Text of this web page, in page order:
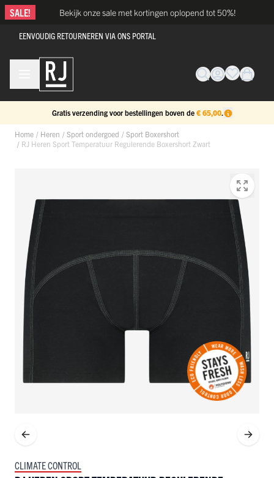
Ga naar de inhoud
SALE! Bekijk onze sale met kortingen oplopend tot 50%!
EENVOUDIG RETOURNEREN VIA ONS PORTAL
Gratis verzending voor bestellingen boven de € 65,00.
Home / Heren / Sport ondergoed / Sport Boxershort
/ RJ Heren Sport Temperatuur Regulerende Boxershort Zwart
CLIMATE CONTROL